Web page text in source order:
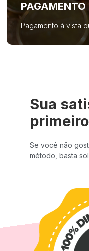
PAGAMENTO
Pagamento à vista
Sua
Se você não
método, basta